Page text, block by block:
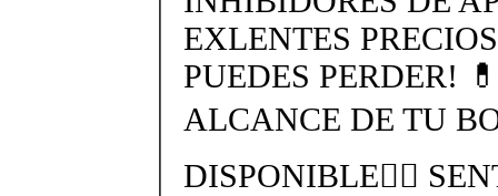
EXLENTES
PUEDES PERDER!
ALCANCE DE TU
DISPONIBLE👉🏻